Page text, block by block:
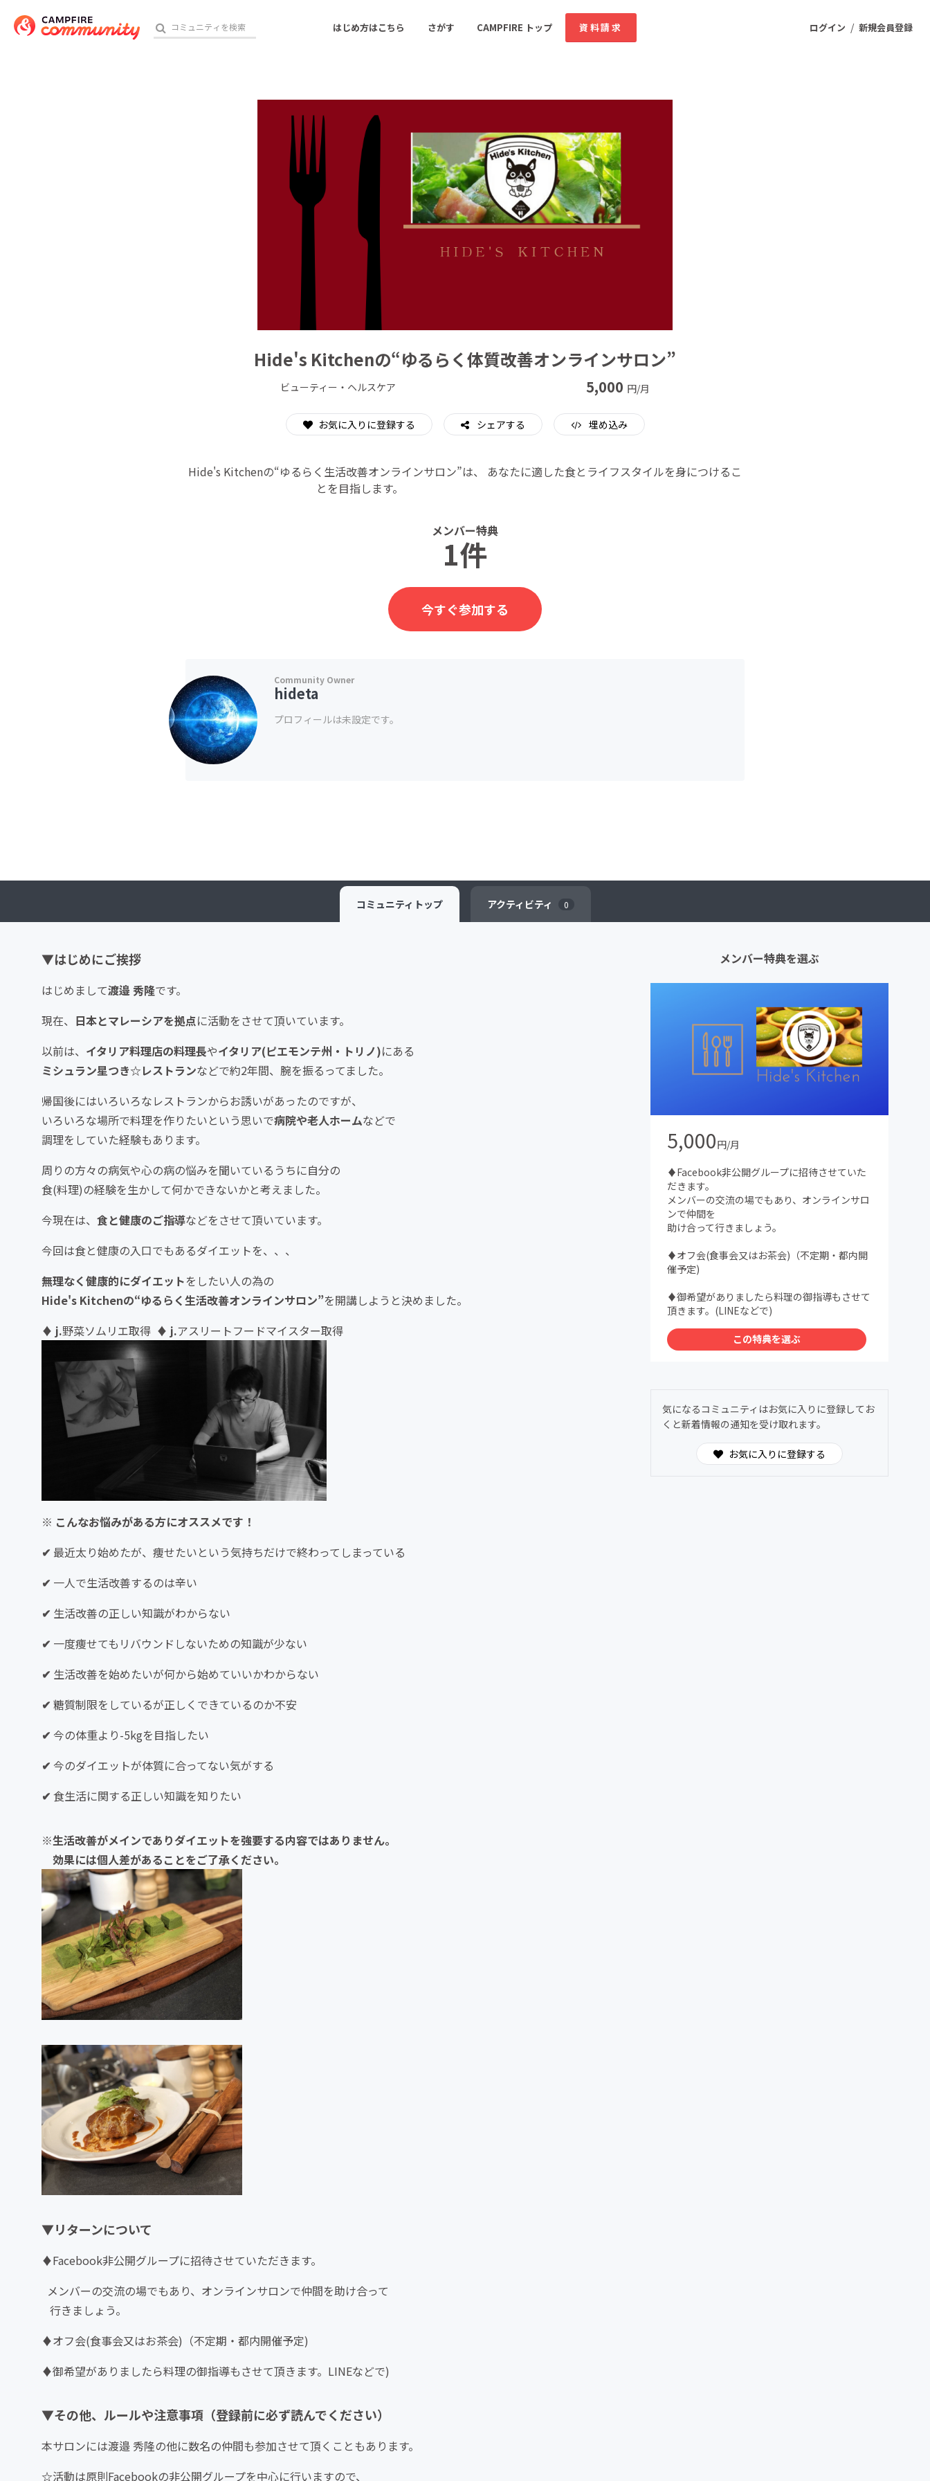
ログイン / 新規会員登録
はじめ方はこちら さがす CAMPFIRE トップ 資料請求
おすすめのコミュニティ
舞台・パフォーマンス
ゲーム・サービス開発 フード・飲食店
書籍・雑誌出版 アニメ・漫画
ソーシャルグッド ビューティー・ヘルスケア
CAMPFIRE for Social Good CAMPFIRE Creation
Hide's Kitchenの“ゆるらく体質改善オンラインサロン”
ビューティー・ヘルスケア 5,000 円/月
お気に入りに登録する シェアする 埋め込み
Hide's Kitchenの“ゆるらく生活改善オンラインサロン”は、 あなたに適した食とライフスタイルを身につけるこ
とを目指します。
メンバー特典
1件
今すぐ参加する
hideta
プロフィールは未設定です。
コミュニティ トップ アクティビティ 0
▼はじめにご挨拶
はじめまして渡邉 秀隆です。
現在、 日本とマレーシアを拠点に活動をさせて頂いています。
以前は、 イタリア料理店の料理長やイタリア(ピエモンテ州・トリノ)にある
ミシュラン星つき☆レストランなどで約2年間、腕を振るってました。
帰国後にはいろいろなレストランからお誘いがあったのですが、
いろいろな場所で料理を作りたいという思いで病院や老人ホームなどで
調理をしていた経験もあります。
周りの方々の病気や心の病の悩みを聞いているうちに自分の
食(料理)の経験を生かして何かできないかと考えました。
今現在は、 食と健康のご指導などをさせて頂いています。
今回は食と健康の入口でもあるダイエットを、、、
無理なく健康的にダイエットをしたい人の為の
Hide's Kitchenの“ゆるらく生活改善オンラインサロン”を開講しようと決めました。
♦ j.野菜ソムリエ取得 ♦ j.アスリートフードマイスター取得
※ こんなお悩みがある方にオススメです！
✔ 最近太り始めたが、痩せたいという気持ちだけで終わってしまっている
✔ 一人で生活改善するのは辛い
✔ 生活改善の正しい知識がわからない
✔ 一度痩せてもリバウンドしないための知識が少ない
✔ 生活改善を始めたいが何から始めていいかわからない
✔ 糖質制限をしているが正しくできているのか不安
✔ 今の体重より-5kgを目指したい
✔ 今のダイエットが体質に合ってない気がする
✔ 食生活に関する正しい知識を知りたい
※生活改善がメインでありダイエットを強要する内容ではありません。
効果には個人差があることをご了承ください。
▼リターンについて
♦Facebook非公開グループに招待させていただきます。
メンバーの交流の場でもあり、オンラインサロンで仲間を助け合って
行きましょう。
♦オフ会(食事会又はお茶会)（不定期・都内開催予定)
♦御希望がありましたら料理の御指導もさせて頂きます。LINEなどで)
▼その他、ルールや注意事項（登録前に必ず読んでください）
本サロンには渡邉 秀隆の他に数名の仲間も参加させて頂くこともあります。
☆活動は原則Facebookの非公開グループを中心に行いますので、
メンバー特典を選ぶ
5,000円/月
♦Facebook非公開グループに招待させていた
だきます。
メンバーの交流の場でもあり、オンラインサロ
ンで仲間を
助け合って行きましょう。
♦オフ会(食事会又はお茶会)（不定期・都内開
催予定)
♦御希望がありましたら料理の御指導もさせて
頂きます。(LINEなどで)
この特典を選ぶ
気になるコミュニティはお気に入りに登録してお
くと新着情報の通知を受け取れます。
お気に入りに登録する